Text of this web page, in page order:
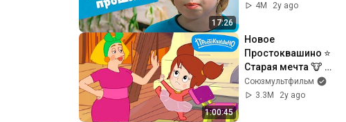
17:26
4M
2y ago
1:00:45
Новое
Простоквашино ⭐
Старая мечта 🐮
Премьера на
канале
Союзмультфильм
3.3M
2y ago